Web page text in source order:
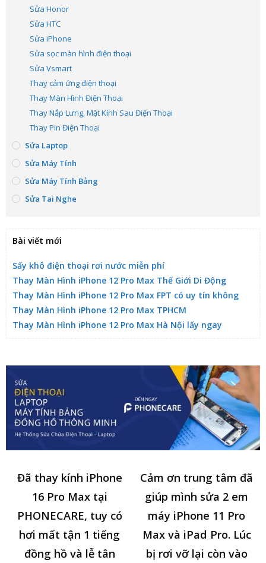
Sửa Honor
Sửa HTC
Sửa iPhone
Sửa sọc màn hình điện thoại
Sửa Vsmart
Thay cảm ứng điện thoại
Thay Màn Hình Điện Thoại
Thay Nắp Lưng, Mặt Kính Sau Điện Thoại
Thay Pin Điện Thoại
Sửa Laptop
Sửa Máy Tính
Sửa Máy Tính Bảng
Sửa Tai Nghe
Bài viết mới
Sấy khô điện thoại rơi nước miễn phí
Thay Màn Hình iPhone 12 Pro Max Thế Giới Di Động
Thay Màn Hình iPhone 12 Pro Max FPT có uy tín không
Thay Màn Hình iPhone 12 Pro Max TPHCM
Thay Màn Hình iPhone 12 Pro Max Hà Nội lấy ngay
Đã thay kính iPhone
16 Pro Max tại
PHONECARE, tuy có
hơi mất tận 1 tiếng
đồng hồ và lễ tân
Cảm ơn trung tâm đã
giúp mình sửa 2 em
máy iPhone 11 Pro
Max và iPad Pro. Lúc
bị rơi vỡ lại còn vào